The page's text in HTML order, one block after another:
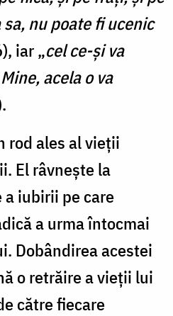
nu poate fi ucenic
iar „cel ce-și va
acela o va
rod ales al vieții
El râvnește la
a iubirii pe care
a urma întocmai
Dobândirea acestei
o retrăire a vieții lui
către fiecare